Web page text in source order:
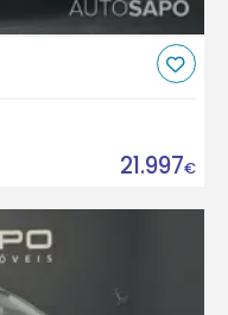
21.997€